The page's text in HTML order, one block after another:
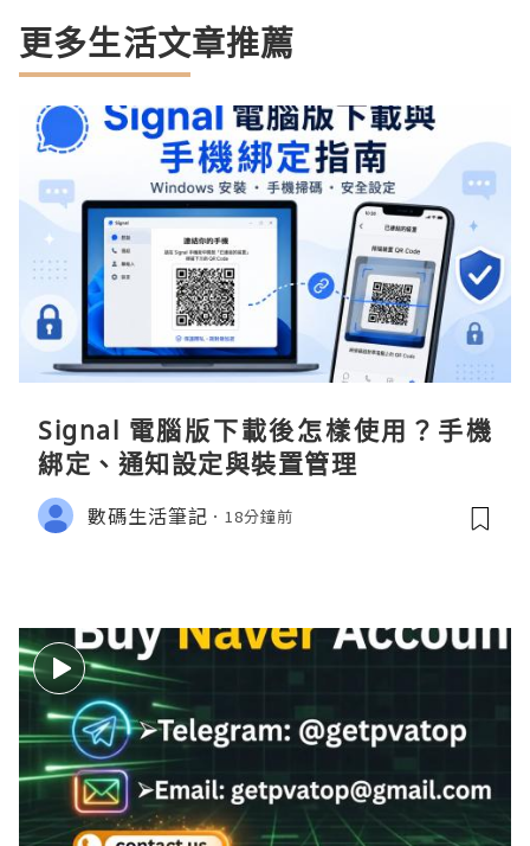
更多生活文章推薦
Signal 電腦版下載後怎樣使用？手機
綁定、通知設定與裝置管理
數碼生活筆記 18分鐘前